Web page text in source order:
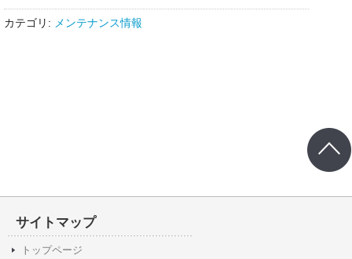
カテゴリ: メンテナンス情報
サイトマップ
トップページ